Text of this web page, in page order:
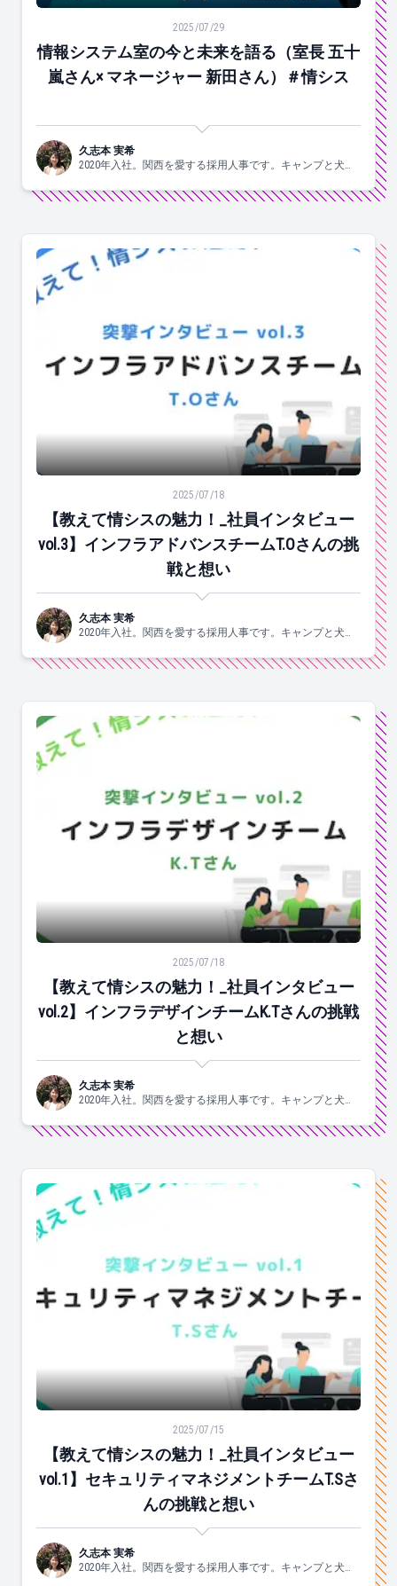
情報システム室の今と未来を語る（室長 五十嵐さん×
2025/07/29
情報システム室の今と未来を語る（室長 五十
嵐さん× マネージャー 新田さん）＃情シス
久志本 実希
2020年入社。関西を愛する採用人事です。キャンプと犬と
【教えて情シスの魅力！_社員インタビューvol.3】イン
2025/07/18
【教えて情シスの魅力！_社員インタビュー
vol.3】インフラアドバンスチームT.Oさんの挑
戦と想い
久志本 実希
2020年入社。関西を愛する採用人事です。キャンプと犬と
【教えて情シスの魅力！_社員インタビューvol.2】イン
2025/07/18
【教えて情シスの魅力！_社員インタビュー
vol.2】インフラデザインチームK.Tさんの挑戦
と想い
久志本 実希
2020年入社。関西を愛する採用人事です。キャンプと犬と
【教えて情シスの魅力！_社員インタビューvol.1】セキ
2025/07/15
【教えて情シスの魅力！_社員インタビュー
vol.1】セキュリティマネジメントチームT.Sさ
んの挑戦と想い
久志本 実希
2020年入社。関西を愛する採用人事です。キャンプと犬と